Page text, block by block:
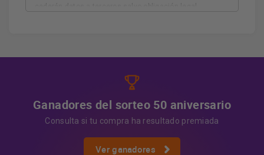
Ganadores del sorteo 50 aniversario
Consulta si tu compra ha resultado premiada
Ver ganadores